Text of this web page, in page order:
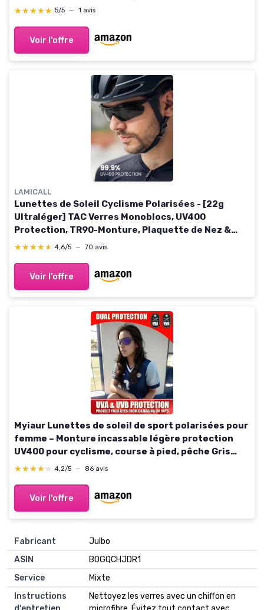
polarisés Protection UVA/UVB Noir
★★★★★
★★★★★ 5/5 — 1 avis
Voir l'offre
LAMICALL
Lunettes de Soleil Cyclisme Polarisées - [22g
Ultraléger] TAC Verres Monoblocs, UV400
Protection, TR90-Monture, Plaquette de Nez &
Branches Réglable, Lunettes de Soleil Sport pour
★★★★★
★★★★★ 4,6/5 — 70 avis
Voir l'offre
Myiaur Lunettes de soleil de sport polarisées pour
femme – Monture incassable légère protection
UV400 pour cyclisme, course à pied, pêche Gris
Clair/Violet
★★★★★
★★★★★ 4,2/5 — 86 avis
Voir l'offre
Fabricant
Julbo
ASIN
B0GQCHJDR1
Service
Mixte
Instructions
Nettoyez les verres avec un chiffon en